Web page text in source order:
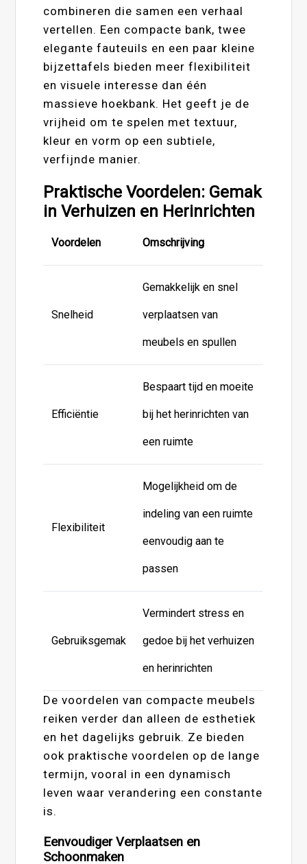
combineren die samen een verhaal
vertellen. Een compacte bank, twee
elegante fauteuils en een paar kleine
bijzettafels bieden meer flexibiliteit
en visuele interesse dan één
massieve hoekbank. Het geeft je de
vrijheid om te spelen met textuur,
kleur en vorm op een subtiele,
verfijnde manier.
Praktische Voordelen: Gemak
in Verhuizen en Herinrichten
Voordelen Omschrijving
Snelheid
Gemakkelijk en snel
verplaatsen van
meubels en spullen
Efficiëntie
Bespaart tijd en moeite
bij het herinrichten van
een ruimte
Flexibiliteit
Mogelijkheid om de
indeling van een ruimte
eenvoudig aan te
passen
Gebruiksgemak
Vermindert stress en
gedoe bij het verhuizen
en herinrichten
De voordelen van compacte meubels
reiken verder dan alleen de esthetiek
en het dagelijks gebruik. Ze bieden
ook praktische voordelen op de lange
termijn, vooral in een dynamisch
leven waar verandering een constante
is.
Eenvoudiger Verplaatsen en
Schoonmaken